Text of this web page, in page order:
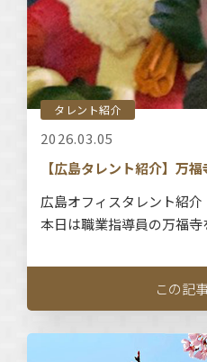
タレント紹介
2026.03.05
【広島タレント紹介】万福
広島オフィスタレント紹介
本日は職業指導員の万福寺
この記